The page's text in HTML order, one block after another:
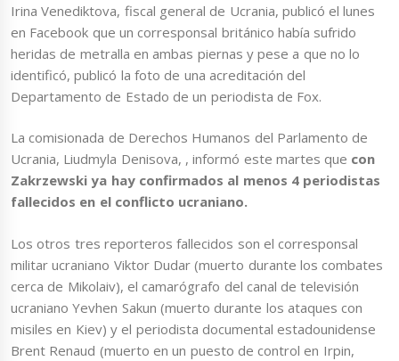
Irina Venediktova, fiscal general de Ucrania, publicó el lunes
en Facebook que un corresponsal británico había sufrido
heridas de metralla en ambas piernas y pese a que no lo
identificó, publicó la foto de una acreditación del
Departamento de Estado de un periodista de Fox.
La comisionada de Derechos Humanos del Parlamento de
Ucrania, Liudmyla Denisova, , informó este martes que con
Zakrzewski ya hay confirmados al menos 4 periodistas
fallecidos en el conflicto ucraniano.
Los otros tres reporteros fallecidos son el corresponsal
militar ucraniano Viktor Dudar (muerto durante los combates
cerca de Mikolaiv), el camarógrafo del canal de televisión
ucraniano Yevhen Sakun (muerto durante los ataques con
misiles en Kiev) y el periodista documental estadounidense
Brent Renaud (muerto en un puesto de control en Irpin,